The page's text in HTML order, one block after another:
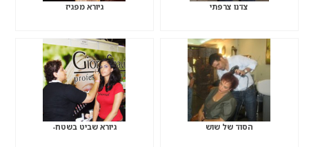
צדנו צרפתי גיורא מפגיז
הסוד של שוש גיורא שביט בשטח-